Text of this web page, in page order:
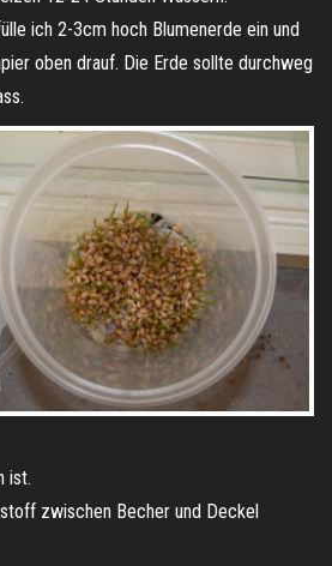
ich 2-3cm hoch Blumenerde ein und
oben drauf. Die Erde sollte durchweg
ist.
zwischen Becher und Deckel